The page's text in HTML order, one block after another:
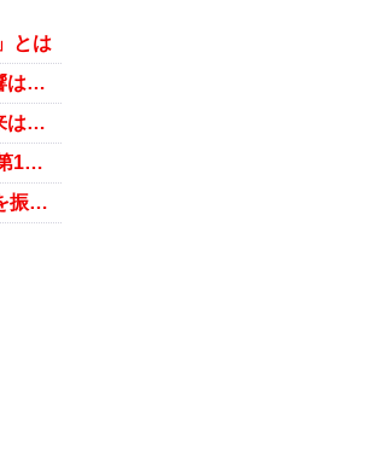
とは
『M-1グランプリ』全出場者の衣装をプレイバック！ 芸人人生に与えた影響は……？【前編】
『女芸人No.1決定戦 THE W』全ネタレビュー 女性だけのコンテストに未来はあるか【前編】
『霜降り明星のオールナイトニッポン』また神回！ せいや、生放送直前の第1子誕生を報告
『まつもtoなかい』で8年ぶりTV共演 ビートたけしと松本人志の“初対面”を振り返る